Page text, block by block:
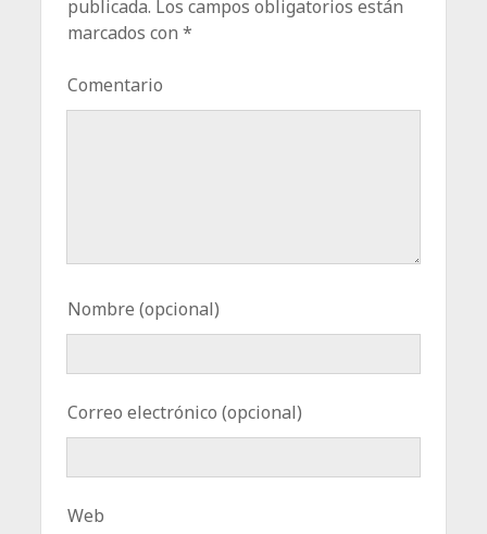
publicada. Los campos obligatorios están
marcados con*
Comentario
Nombre (opcional)
Correo electrónico (opcional)
Web